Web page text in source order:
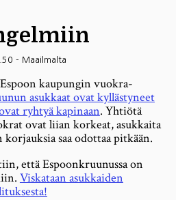
- Maailmalta
kaupungin vuokra-
asukkaat ovat kyllästyneet
ryhtyä kapinaan. Yhtiötä
ovat liian korkeat, asukkaita
saa odottaa pitkään.
että Espoonkruunussa on
Viskataan asukkaiden